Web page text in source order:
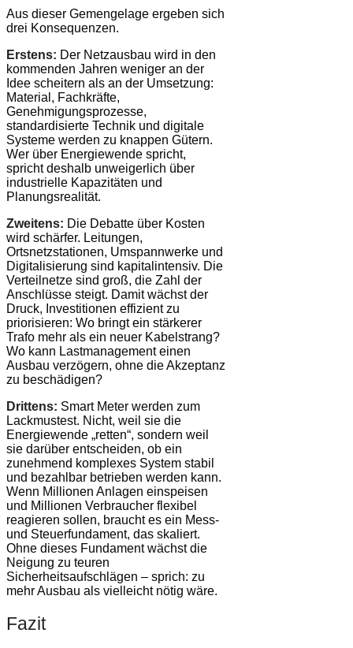
Aus dieser Gemengelage ergeben sich
drei Konsequenzen.
Erstens: Der Netzausbau wird in den
kommenden Jahren weniger an der
Idee scheitern als an der Umsetzung:
Material, Fachkräfte,
Genehmigungsprozesse,
standardisierte Technik und digitale
Systeme werden zu knappen Gütern.
Wer über Energiewende spricht,
spricht deshalb unweigerlich über
industrielle Kapazitäten und
Planungsrealität.
Zweitens: Die Debatte über Kosten
wird schärfer. Leitungen,
Ortsnetzstationen, Umspannwerke und
Digitalisierung sind kapitalintensiv. Die
Verteilnetze sind groß, die Zahl der
Anschlüsse steigt. Damit wächst der
Druck, Investitionen effizient zu
priorisieren: Wo bringt ein stärkerer
Trafo mehr als ein neuer Kabelstrang?
Wo kann Lastmanagement einen
Ausbau verzögern, ohne die Akzeptanz
zu beschädigen?
Drittens: Smart Meter werden zum
Lackmustest. Nicht, weil sie die
Energiewende „retten“, sondern weil
sie darüber entscheiden, ob ein
zunehmend komplexes System stabil
und bezahlbar betrieben werden kann.
Wenn Millionen Anlagen einspeisen
und Millionen Verbraucher flexibel
reagieren sollen, braucht es ein Mess-
und Steuerfundament, das skaliert.
Ohne dieses Fundament wächst die
Neigung zu teuren
Sicherheitsaufschlägen – sprich: zu
mehr Ausbau als vielleicht nötig wäre.
Fazit